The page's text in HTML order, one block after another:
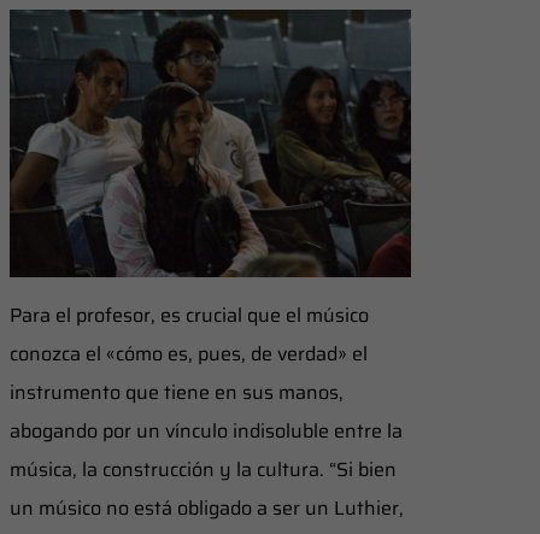
Para el profesor, es crucial que el músico
conozca el «cómo es, pues, de verdad» el
instrumento que tiene en sus manos,
abogando por un vínculo indisoluble entre la
música, la construcción y la cultura. “Si bien
un músico no está obligado a ser un Luthier,